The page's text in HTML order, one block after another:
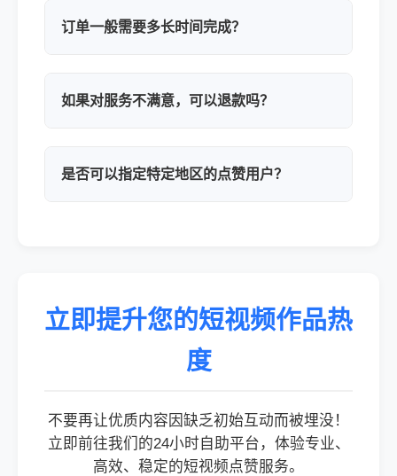
订单一般需要多长时间完成？
如果对服务不满意，可以退款吗？
是否可以指定特定地区的点赞用户？
立即提升您的短视频作品热
度
不要再让优质内容因缺乏初始互动而被埋没！
立即前往我们的24小时自助平台，体验专业、
高效、稳定的短视频点赞服务。